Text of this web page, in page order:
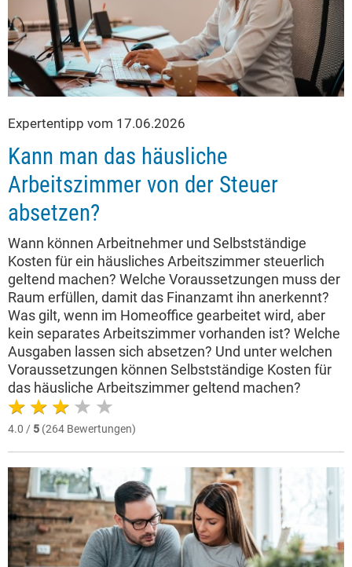
Expertentipp vom 17.06.2026
Kann man das häusliche
Arbeitszimmer von der Steuer
absetzen?
Wann können Arbeitnehmer und Selbstständige
Kosten für ein häusliches Arbeitszimmer steuerlich
geltend machen? Welche Voraussetzungen muss der
Raum erfüllen, damit das Finanzamt ihn anerkennt?
Was gilt, wenn im Homeoffice gearbeitet wird, aber
kein separates Arbeitszimmer vorhanden ist? Welche
Ausgaben lassen sich absetzen? Und unter welchen
Voraussetzungen können Selbstständige Kosten für
das häusliche Arbeitszimmer geltend machen?
4.0 / 5 (264 Bewertungen)